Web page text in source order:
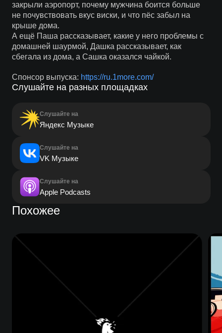
закрыли аэропорт, почему мужчина боится больше
не почувствовать вкус виски, и что пёс забыл на
крыше дома.
А ещё Паша рассказывает, какие у него проблемы с
домашней шаурмой, Дашка рассказывает, как
сбегала из дома, а Сашка оказался чайкой.
Спонсор выпуска: https://ru.1more.com/
Слушайте на разных площадках
Слушайте на
Яндекс Музыке
Слушайте на
VK Музыке
Слушайте на
Apple Podcasts
Похожее